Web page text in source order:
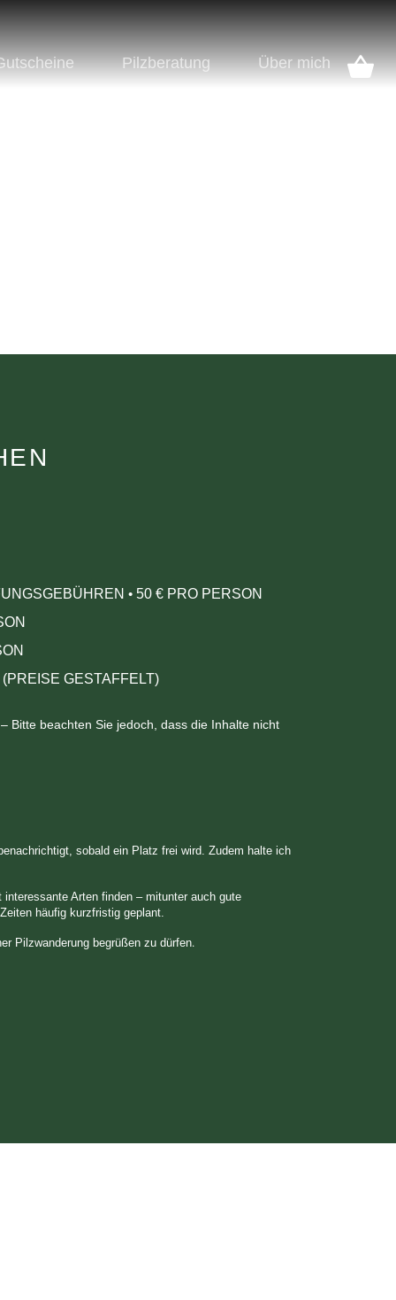
Pilzberatung
Über mich
•50 € PRO PERSON
GESTAFFELT)
Bitte beachten Sie jedoch, dass die Inhalte nicht
sobald ein Platz frei wird. Zudem halte ich
Arten finden – mitunter auch gute
häufig kurzfristig geplant.
Pilzwanderung begrüßen zu dürfen.